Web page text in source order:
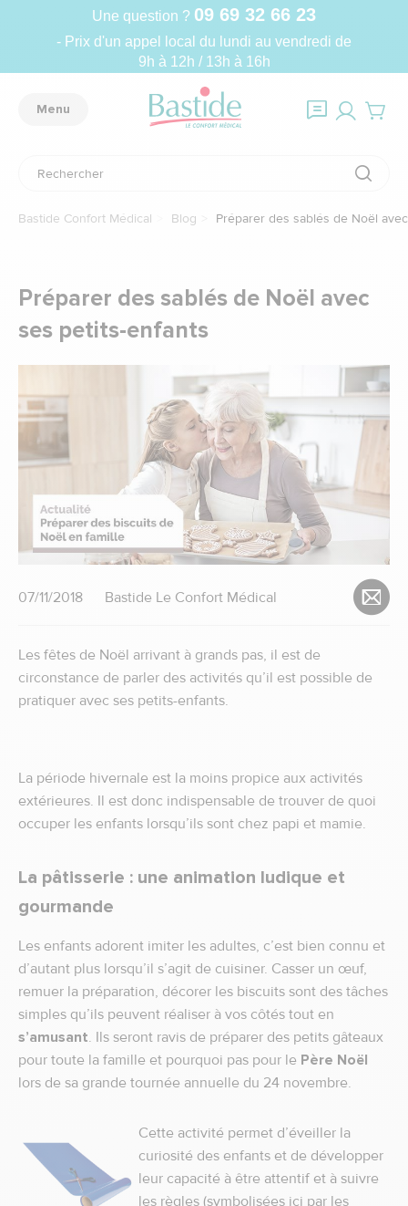
Une question ? 09 69 32 66 23
- Prix d'un appel local du lundi au vendredi de
9h à 12h / 13h à 16h
Menu
Bastide Confort Médical Blog Préparer des sablés de Noël
Préparer des sablés de Noël avec
ses petits-enfants
07/11/2018 Bastide Le Confort Médical
Les fêtes de Noël arrivant à grands pas, il est de
circonstance de parler des activités qu’il est possible de
pratiquer avec ses petits-enfants.
La période hivernale est la moins propice aux activités
extérieures. Il est donc indispensable de trouver de quoi
occuper les enfants lorsqu’ils sont chez papi et mamie.
La pâtisserie : une animation ludique et
gourmande
Les enfants adorent imiter les adultes, c’est bien connu et
d’autant plus lorsqu’il s’agit de cuisiner. Casser un œuf,
remuer la préparation, décorer les biscuits sont des tâches
simples qu’ils peuvent réaliser à vos côtés tout en
s’amusant. Ils seront ravis de préparer des petits gâteaux
pour toute la famille et pourquoi pas pour le Père Noël
lors de sa grande tournée annuelle du 24 novembre.
Cette activité permet d’éveiller la
curiosité des enfants et de développer
leur capacité à être attentif et à suivre
les règles (symbolisées ici par les